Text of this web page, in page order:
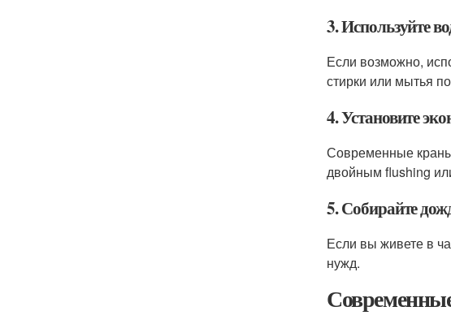
3. Используйте
Если возможно,
стирки или мытья
4. Установите
Современные
двойным flushing
5. Собирайте
Если вы живете в
нужд.